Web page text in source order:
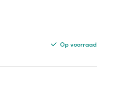
Op voorraad